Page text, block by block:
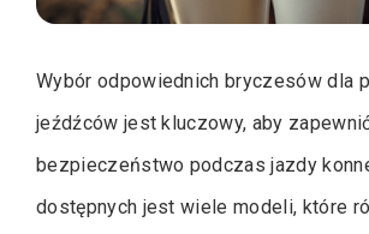
Wybór odpowiednich bryczesów dla
jeźdźców jest kluczowy, aby
bezpieczeństwo podczas jazdy
dostępnych jest wiele modeli, które